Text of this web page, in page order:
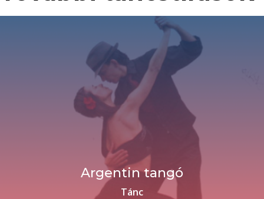
Argentin tangó
Tánc